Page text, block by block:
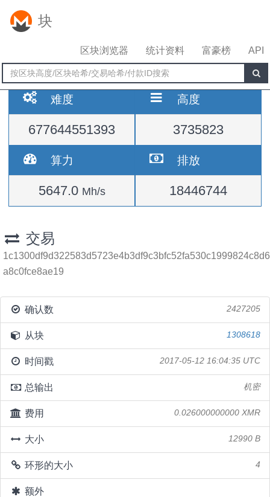
块
区块浏览器 统计资料 富豪榜 API
难度
677644551393
高度
3735823
算力
5647.0 Mh/s
排放
18446744
交易
1c1300df9d322583d5723e4b3df9c3bfc52fa530c1999824c8d6
a8c0fce8ae19
确认数 2427205
从块 1308618
时间戳 2017-05-12 16:04:35 UTC
总输出 机密
费用 0.026000000000 XMR
大小 12990 B
环形的大小 4
额外